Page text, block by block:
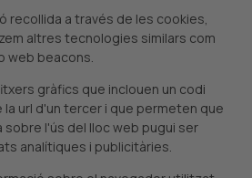
recollida a través de les cookies,
altres tecnologies similars com
web beacons.
gràfics que inclouen un codi
url d'un tercer i que permeten que
sobre l'ús del lloc web pugui ser
analítiques i publicitàries.